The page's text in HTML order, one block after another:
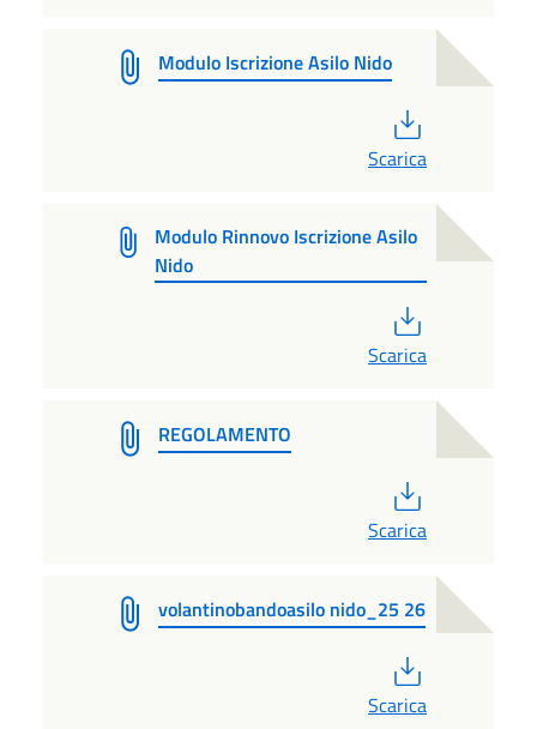
Modulo Iscrizione Asilo Nido
Scarica
Modulo Rinnovo Iscrizione Asilo
Nido
Scarica
REGOLAMENTO
Scarica
volantinobandoasilo nido_25 26
Scarica